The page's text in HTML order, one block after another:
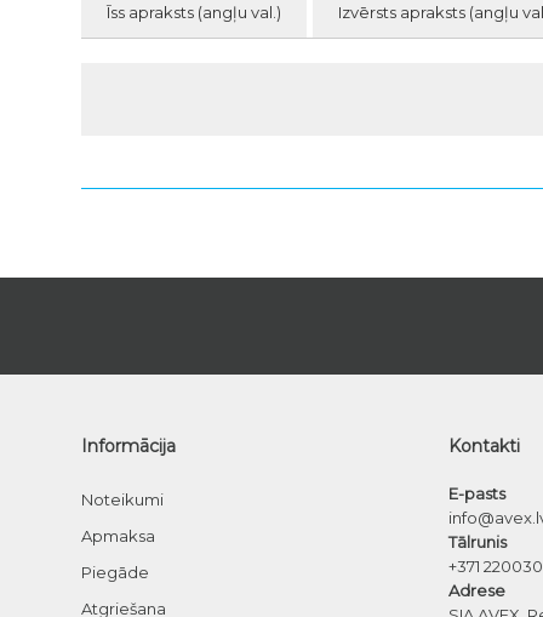
Īss apraksts (angļu val.) Izvērsts apraksts (angļu
Informācija
Noteikumi
Apmaksa
Piegāde
Atgriešana
Kontakti
E-pasts
Tālrunis
+371
Adrese